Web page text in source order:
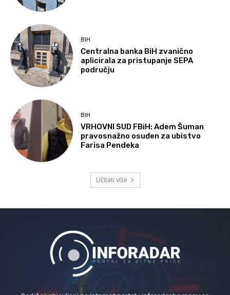
BIH
Centralna banka BiH zvanično
aplicirala za pristupanje SEPA
području
BIH
VRHOVNI SUD FBiH: Adem Šuman
pravosnažno osuđen za ubistvo
Farisa Pendeka
Učitati više